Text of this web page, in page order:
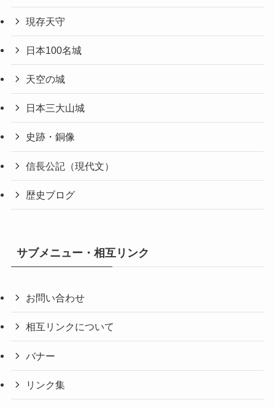
現存天守
日本100名城
天空の城
日本三大山城
史跡・銅像
信長公記（現代文）
歴史ブログ
サブメニュー・相互リンク
お問い合わせ
相互リンクについて
バナー
リンク集